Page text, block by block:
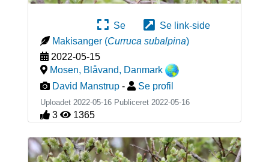
Se
Se link-side
Makisanger (Curruca subalpina)
2022-05-15
Mosen, Blåvand, Danmark
David Manstrup - Se profil
Uploadet 2022-05-16 Publiceret 2022-05-16
3 1365